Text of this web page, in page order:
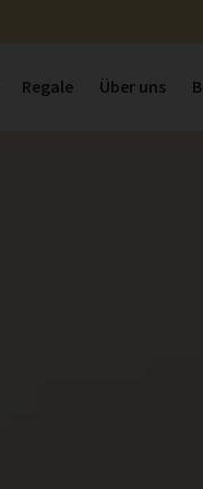
Regale Über uns